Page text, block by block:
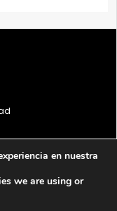
reservados
en nuestra
we are using or